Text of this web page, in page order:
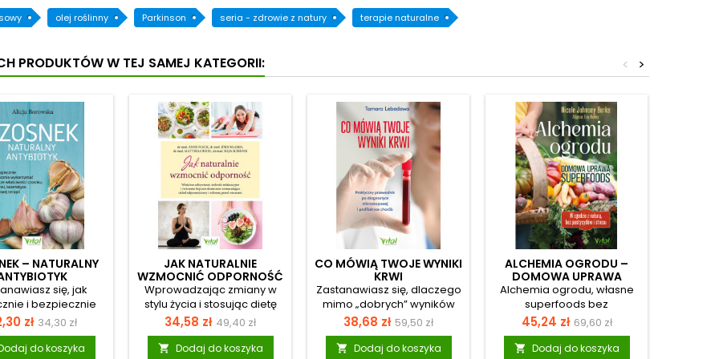
olej roślinny Parkinson seria - zdrowie z natury terapie naturalne
PRODUKTÓW W TEJ SAMEJ KATEGORII: >
<
– NATURALNY
się, jak
i bezpiecznie
z darów natury, by
organizm w walce
Czosnek to
zł Cena
podstawowa
34,30 zł
do koszyka
JAK NATURALNIE
WZMOCNIĆ ODPORNOŚĆ
Wprowadzając zmiany w
stylu życia i stosując dietę
na odporność oraz
przeciwzapalną, możesz
ochronić się przed wieloma
Cena
34,58 zł Cena
podstawowa
49,40 zł
 Dodaj do koszyka
CO MÓWIĄ TWOJE WYNIKI
KRWI
Zastanawiasz się, dlaczego
mimo „dobrych” wyników
rutynowych badań wciąż
czujesz się źle, brakuje ci
energii lub zmagasz się z
Cena
38,68 zł Cena
podstawowa
59,50 zł
 Dodaj do koszyka
ALCHEMIA OGRODU –
DOMOWA UPRAWA
SUPERFOODS
Alchemia ogrodu, własne
superfoods bez
pestycydów i stresu To
praktyczny poradnik dla
każdego, kto chce jeść
Cena
45,24 zł Cena
podstawowa
69,60 zł
 Dodaj do koszyka